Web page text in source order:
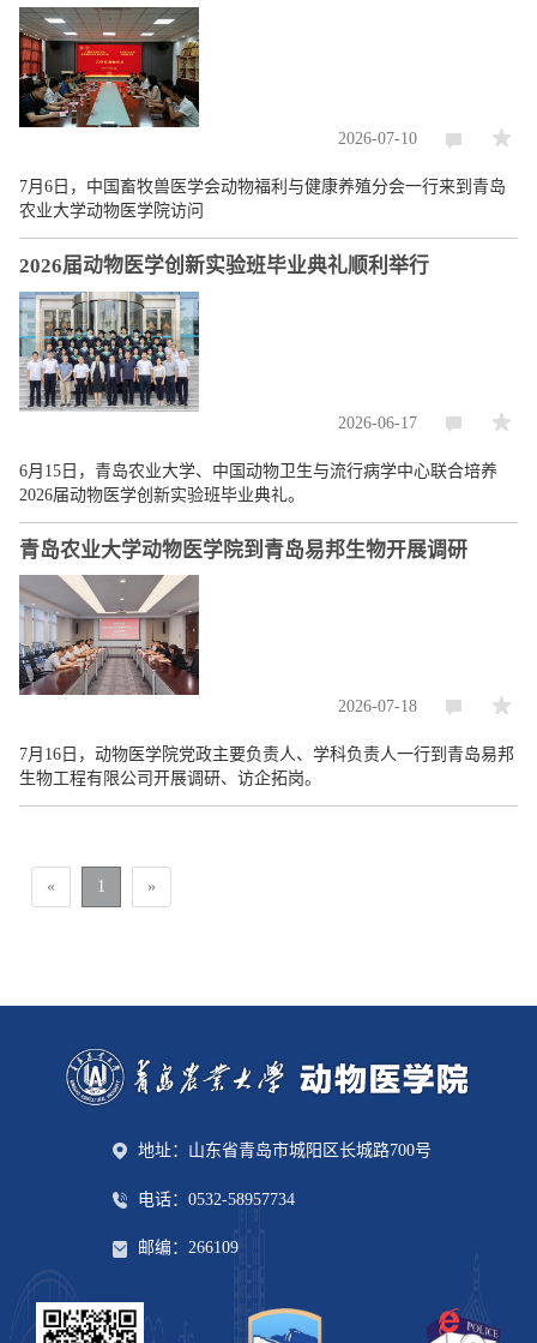
2026-07-10
7月6日，中国畜牧兽医学会动物福利与健康养殖分会一行来到青岛
农业大学动物医学院访问
2026届动物医学创新实验班毕业典礼顺利举行
2026-06-17
6月15日，青岛农业大学、中国动物卫生与流行病学中心联合培养
2026届动物医学创新实验班毕业典礼。
青岛农业大学动物医学院到青岛易邦生物开展调研
2026-07-18
7月16日，动物医学院党政主要负责人、学科负责人一行到青岛易邦
生物工程有限公司开展调研、访企拓岗。
« 1 »
地址：山东省青岛市城阳区长城路700号
电话：0532-58957734
邮编：266109